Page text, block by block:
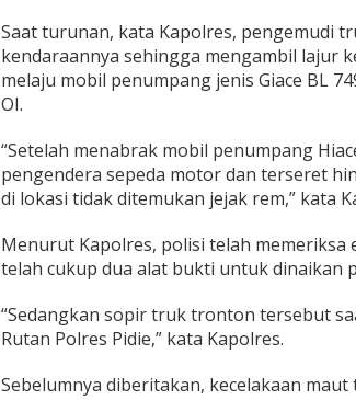
Saat turunan, kata Kapolres, pengemudi
kendaraannya sehingga mengambil lajur
melaju mobil penumpang jenis Giace BL
OI.
“Setelah menabrak mobil penumpang
pengendera sepeda motor dan terseret
di lokasi tidak ditemukan jejak rem,” kata
Menurut Kapolres, polisi telah memeriksa
telah cukup dua alat bukti untuk dinaikan
“Sedangkan sopir truk tronton tersebut
Rutan Polres Pidie,” kata Kapolres.
Sebelumnya diberitakan, kecelakaan